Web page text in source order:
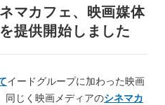
マカフェ、映画媒体
提供開始しました
イードグループに加わった映画
同じく映画メディアのシネマカ